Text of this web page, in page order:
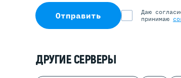
Отправить Даю
принимаю
ДРУГИЕ СЕРВЕРЫ